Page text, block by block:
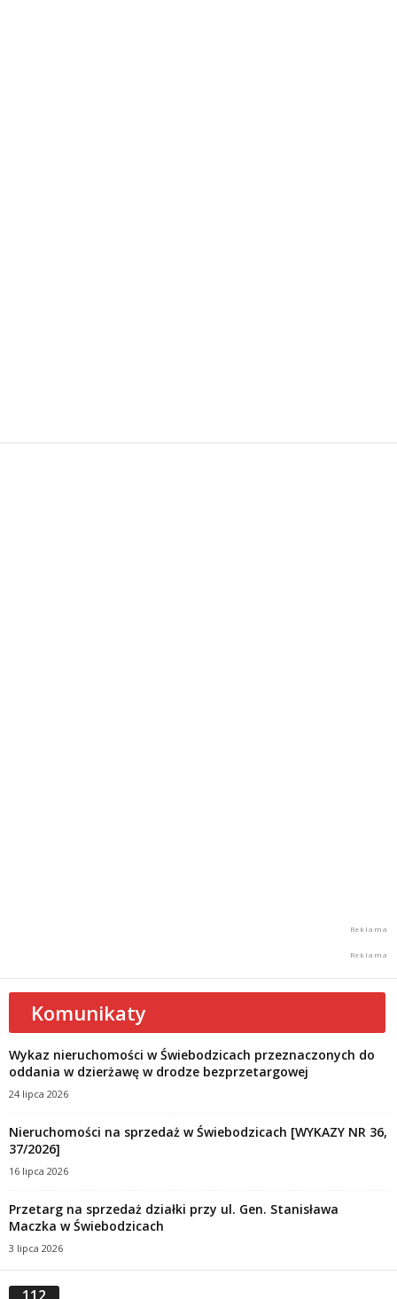
Komunikaty
Wykaz nieruchomości w Świebodzicach przeznaczonych do
oddania w dzierżawę w drodze bezprzetargowej
24 lipca 2026
Nieruchomości na sprzedaż w Świebodzicach [WYKAZY NR 36,
37/2026]
16 lipca 2026
Przetarg na sprzedaż działki przy ul. Gen. Stanisława
Maczka w Świebodzicach
3 lipca 2026